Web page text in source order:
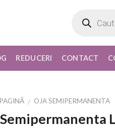
search
REDUCERI CONTACT
/ OJA SEMIPERMANENTA